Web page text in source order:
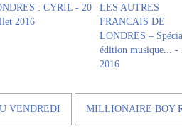
: CYRIL - 20
2016
LES AUTRES
FRANCAIS DE
LONDRES –
édition musique... -
2016
VENDREDI MILLIONAIRE BOY